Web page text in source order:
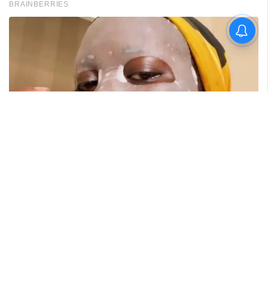
ലഹരികേസ് പ്രതികളായ
സ്ത്രീകളുടെ ദൃശ്യങ്ങൾ
പകർത്തി പ്രചരിപ്പിക്കരുത്:
എക്സൈസ്
ഉദ്യോഗസ്ഥർക്ക് പുതിയ
മാർഗനിർദേശം